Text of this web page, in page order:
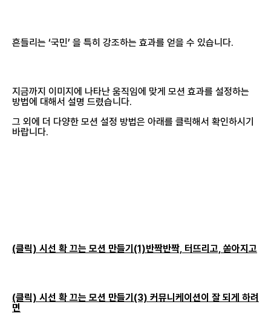
흔들리는 ‘국민’ 을 특히 강조하는 효과를 얻을 수 있습니다.
지금까지 이미지에 나타난 움직임에 맞게 모션 효과를 설정하는
방법에 대해서 설명 드렸습니다.
그 외에 더 다양한 모션 설정 방법은 아래를 클릭해서 확인하시기
바랍니다.
(클릭) 시선 확 끄는 모션 만들기(1)반짝반짝, 터뜨리고, 쏟아지고
(클릭) 시선 확 끄는 모션 만들기(3) 커뮤니케이션이 잘 되게 하려
면